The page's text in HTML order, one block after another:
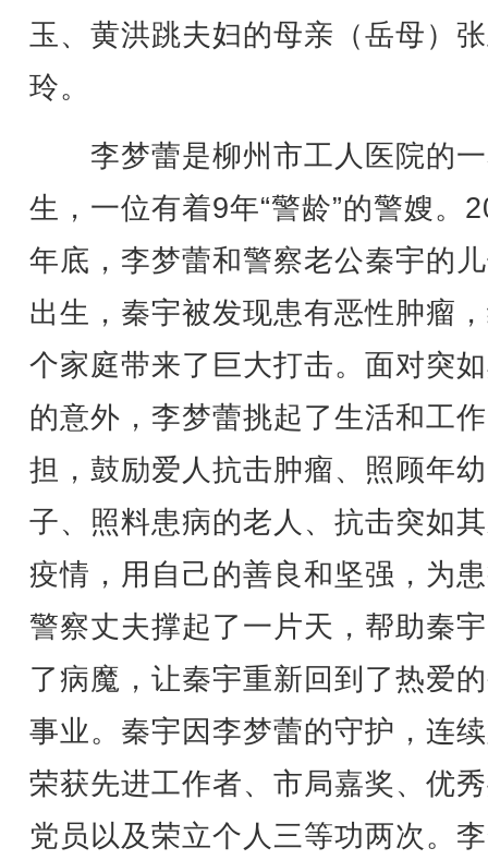
玉、黄洪跳夫妇的母亲（岳母）
玲。
李梦蕾是柳州市工人医院的
生，一位有着9年“警龄”的警嫂。
年底，李梦蕾和警察老公秦宇的
出生，秦宇被发现患有恶性肿瘤
个家庭带来了巨大打击。面对突
的意外，李梦蕾挑起了生活和工
担，鼓励爱人抗击肿瘤、照顾年
子、照料患病的老人、抗击突如
疫情，用自己的善良和坚强，为
警察丈夫撑起了一片天，帮助秦
了病魔，让秦宇重新回到了热爱
事业。秦宇因李梦蕾的守护，连
荣获先进工作者、市局嘉奖、优
党员以及荣立个人三等功两次。